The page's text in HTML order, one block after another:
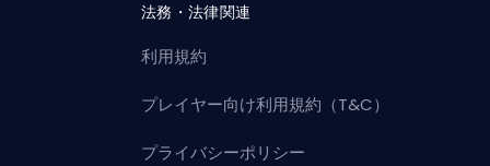
法務・法律関連
利用規約
プレイヤー向け利用規約（T&C）
プライバシーポリシー